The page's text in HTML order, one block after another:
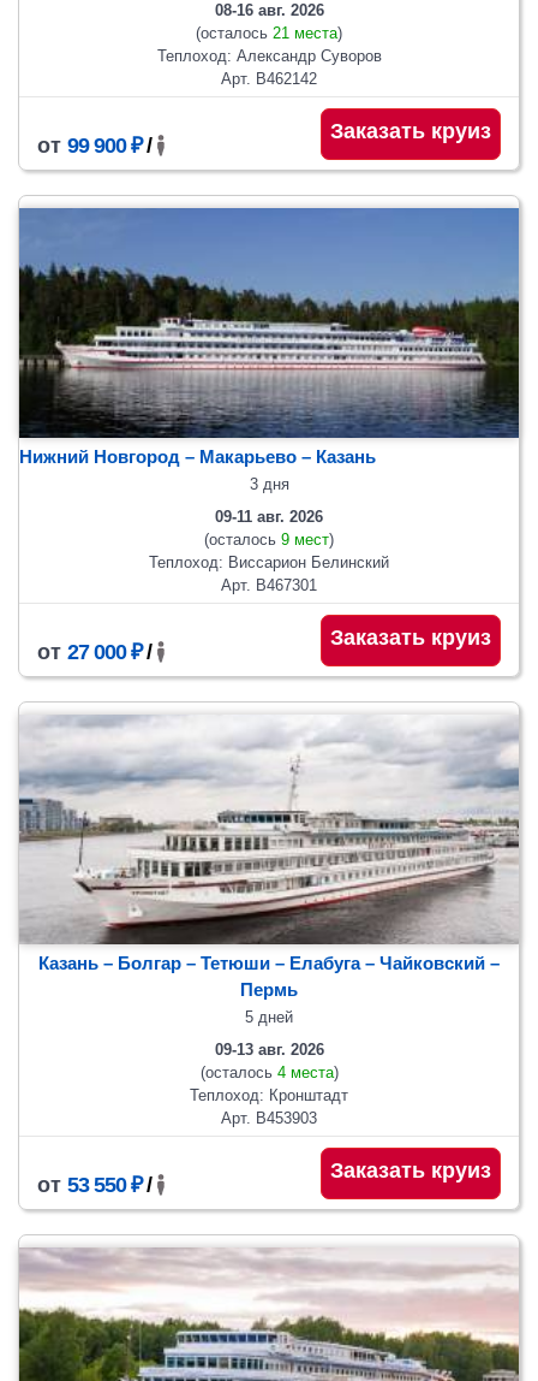
08-16 авг. 2026
(осталось 21 места)
Теплоход: Александр Суворов
Арт. В462142
от 99 900 ₽/
Заказать круиз
Нижний Новгород – Макарьево – Казань
3 дня
09-11 авг. 2026
(осталось 9 мест)
Теплоход: Виссарион Белинский
Арт. В467301
от 27 000 ₽/
Заказать круиз
Казань – Болгар – Тетюши – Елабуга – Чайковский –
Пермь
5 дней
09-13 авг. 2026
(осталось 4 места)
Теплоход: Кронштадт
Арт. В453903
от 53 550 ₽/
Заказать круиз